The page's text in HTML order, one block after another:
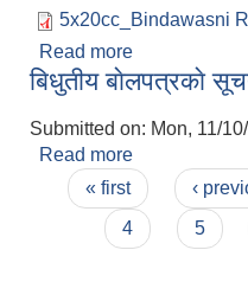
5x20cc_Bindawasni
Read more
बिधुतीय बाेलपत्रकाे
Submitted on: Mon, 11/
Read more
Pages
« first ‹
4
5